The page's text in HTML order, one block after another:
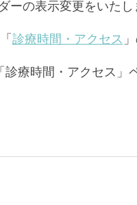
ーの表示変更をいたし
診療時間・アクセス
療時間・アクセス